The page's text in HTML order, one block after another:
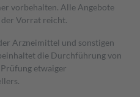
vorbehalten. Alle Angebote
der Vorrat reicht.
Arzneimittel und sonstigen
die Durchführung von
etwaiger